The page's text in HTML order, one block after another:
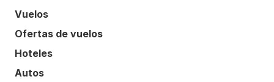
Vuelos
Ofertas de vuelos
Hoteles
Autos